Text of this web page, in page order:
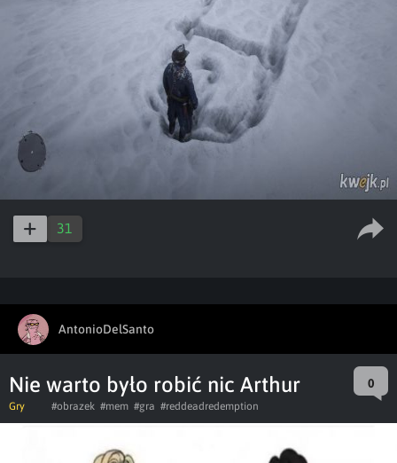
31
AntonioDelSanto
Nie warto było robić nic Arthur 0
Gry #obrazek #mem #gra #reddeadredemption